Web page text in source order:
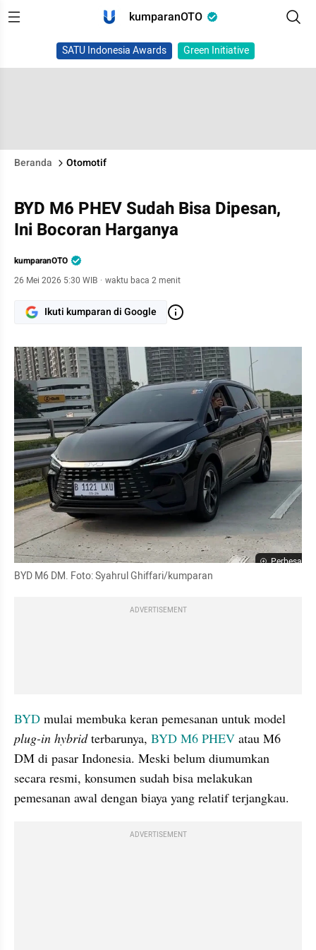
kumparanOTO
SATU Indonesia Awards Green Initiative
Beranda Otomotif
BYD M6 PHEV Sudah Bisa Dipesan,
Ini Bocoran Harganya
kumparanOTO
26 Mei 2026 5:30 WIB · waktu baca 2 menit
Ikuti kumparan di Google
Perbesar
BYD M6 DM. Foto: Syahrul Ghiffari/kumparan
ADVERTISEMENT
BYD
plug-in hybrid terbarunya, BYD M6 PHEV atau M6
DM di pasar Indonesia. Meski belum diumumkan
secara resmi, konsumen sudah bisa melakukan
pemesanan awal dengan biaya yang relatif terjangkau.
ADVERTISEMENT